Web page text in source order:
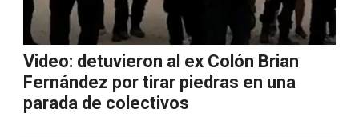
Video: detuvieron al ex Colón Brian
Fernández por tirar piedras en una
parada de colectivos